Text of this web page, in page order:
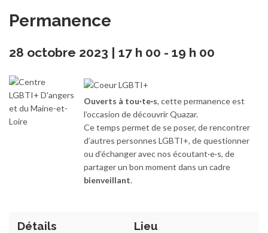
Permanence
28 octobre 2023 | 17 h 00 - 19 h 00
Ouverts à tou·te·s, cette permanence est
l’occasion de découvrir Quazar.
Ce temps permet de se poser, de rencontrer
d’autres personnes LGBTI+, de questionner
ou d’échanger avec nos écoutant·e·s, de
partager un bon moment dans un cadre
bienveillant.
Détails Lieu